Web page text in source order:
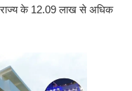
राज्य के 12.09 लाख से अधिक